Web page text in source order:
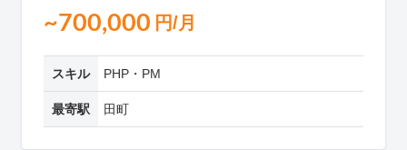
~700,000 円/月
スキル PHP・PM
最寄駅 田町